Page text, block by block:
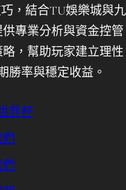
，結合TU娛樂城與九
專業分析與資金控管
，幫助玩家建立理性
勝率與穩定收益。
界杯
們